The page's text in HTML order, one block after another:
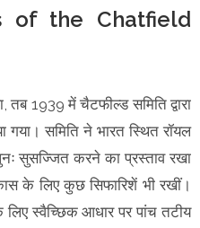
of the Chatfield
1939 में चैटफील्ड समिति द्वारा
गया। समिति ने भारत स्थित रॉयल
सुसज्जित करने का प्रस्ताव रखा
के लिए कुछ सिफारिशें भी रखीं।
लिए स्वैच्छिक आधार पर पांच तटीय